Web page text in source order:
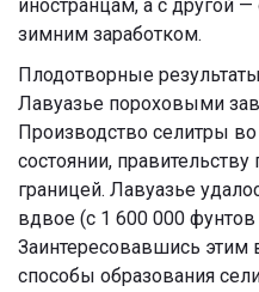
иностранцам, а с другой —
зимним заработком.
Плодотворные
Лавуазье пороховыми
Производство селитры
состоянии,
границей. Лавуазье
вдвое (с 1 600 000
Заинтересовавшись этим
способы образования